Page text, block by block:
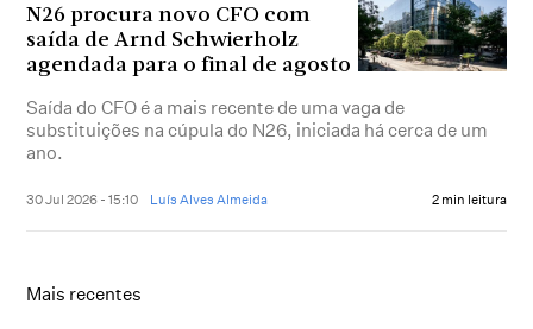
N26 procura novo CFO com
saída de Arnd Schwierholz
agendada para o final de agosto
Saída do CFO é a mais recente de uma vaga de
substituições na cúpula do N26, iniciada há cerca de um
ano.
30 Jul 2026 - 15:10 Luís Alves Almeida 2 min leitura
Mais recentes